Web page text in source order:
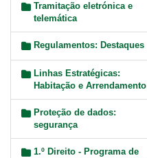
Tramitação eletrónica e
telemática
Regulamentos: Destaques
Linhas Estratégicas:
Habitação e Arrendamento
Proteção de dados:
segurança
1.º Direito - Programa de